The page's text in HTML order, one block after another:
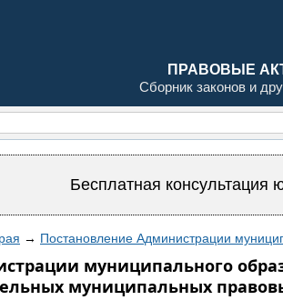
ПРАВОВЫЕ
Сборник законов и
Бесплатная консультация
→ Постановление Администрации
муниципального
муниципальных